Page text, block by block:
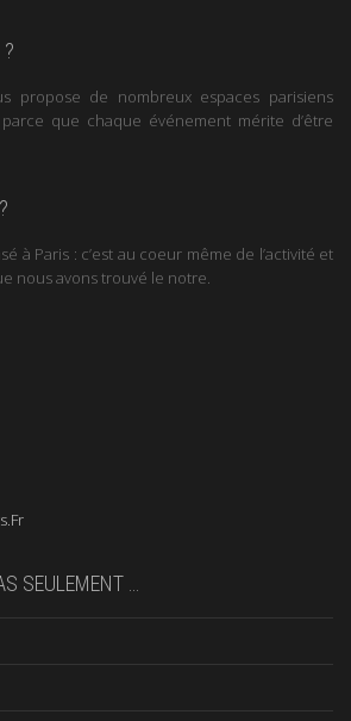
propose de nombreux espaces parisiens
que chaque événement mérite d’être
à Paris : c’est au coeur même de l’activité et
nous avons trouvé le notre.
SEULEMENT …